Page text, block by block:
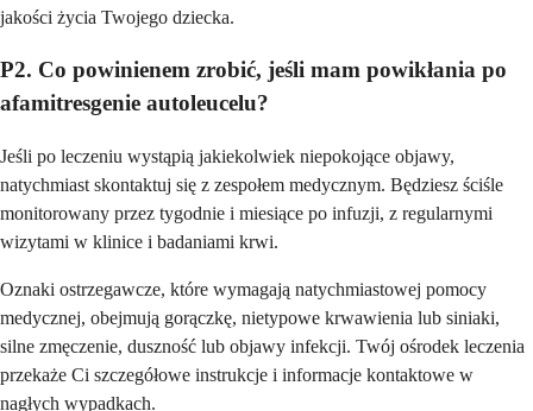
jakości życia Twojego dziecka.
P2. Co powinienem zrobić, jeśli mam powikłania po
afamitresgenie autoleucelu?
Jeśli po leczeniu wystąpią jakiekolwiek niepokojące objawy,
natychmiast skontaktuj się z zespołem medycznym. Będziesz ściśle
monitorowany przez tygodnie i miesiące po infuzji, z regularnymi
wizytami w klinice i badaniami krwi.
Oznaki ostrzegawcze, które wymagają natychmiastowej pomocy
medycznej, obejmują gorączkę, nietypowe krwawienia lub siniaki,
silne zmęczenie, duszność lub objawy infekcji. Twój ośrodek leczenia
przekaże Ci szczegółowe instrukcje i informacje kontaktowe w
nagłych wypadkach.